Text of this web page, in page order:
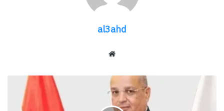
1. جاري العمل على طريق نويبع – دهب (من مطلع
الصعدة حتى كمين سعاد)، وهو يمثل إضافة حيوية
كفاءته ورفع مستوى الأمان عليه
· ثانياً: بوابات المدن والمحاور التنموية (بتمويل من جهاز